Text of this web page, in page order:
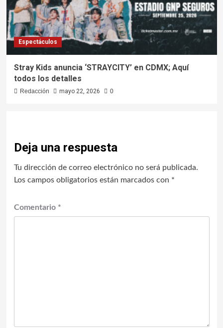
Espectáculos
Stray Kids anuncia ‘STRAYCITY’ en CDMX; Aquí
todos los detalles
Redacción mayo 22, 2026 0
Deja una respuesta
Tu dirección de correo electrónico no será publicada.
Los campos obligatorios están marcados con *
Comentario *